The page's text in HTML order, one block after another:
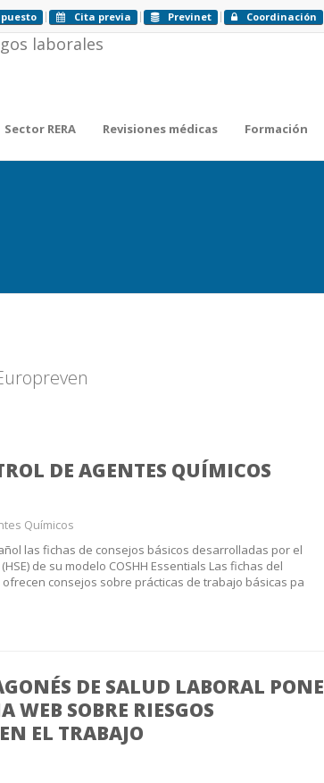
Cita previa Previnet Coordinación
Sector RERA Revisiones médicas Formación
DE AGENTES QUÍMICOS
Químicos
las fichas de consejos básicos desarrolladas por el
de su modelo COSHH Essentials Las fichas del
ofrecen consejos sobre prácticas de trabajo básicas pa
DE SALUD LABORAL PONE
WEB SOBRE RIESGOS
EL TRABAJO